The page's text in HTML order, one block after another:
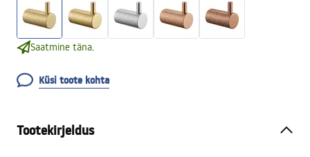
Saatmine täna.
Küsi toote kohta
Tootekirjeldus